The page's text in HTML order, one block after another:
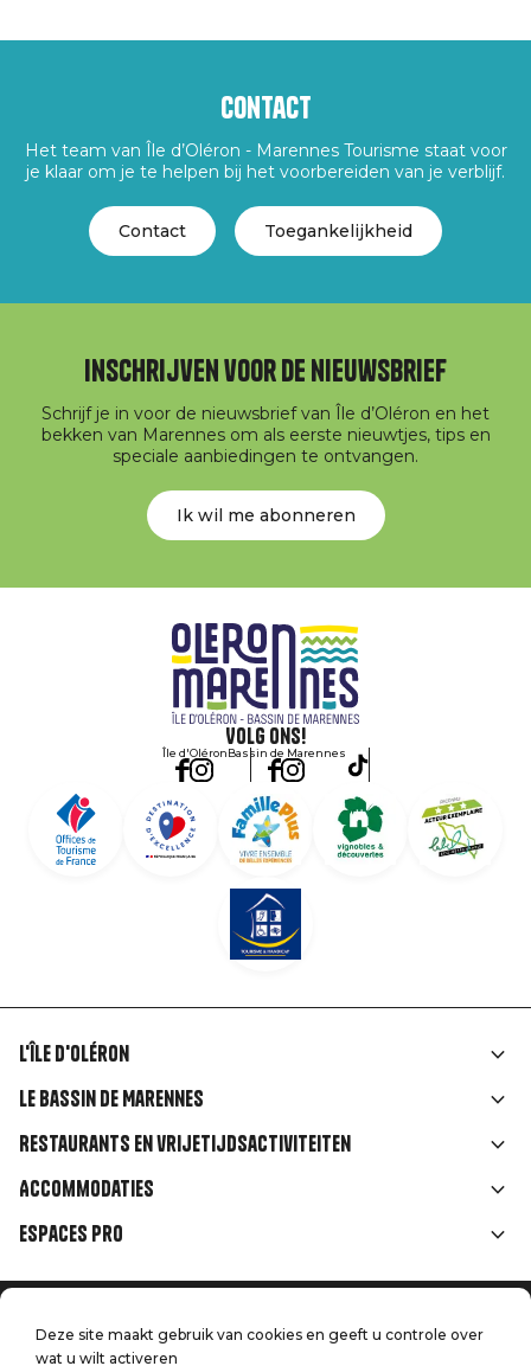
Contact
Het team van Île d’Oléron - Marennes Tourisme staat voor
je klaar om je te helpen bij het voorbereiden van je verblijf.
Contact Toegankelijkheid
Inschrijven voor de nieuwsbrief
Schrijf je in voor de nieuwsbrief van Île d’Oléron en het
bekken van Marennes om als eerste nieuwtjes, tips en
speciale aanbiedingen te ontvangen.
Ik wil me abonneren
Volg ons!
Île d'OléronBassin de Marennes
Liens
rubriques
L'île d'Oléron
Le Bassin de Marennes
Restaurants en vrijetijdsactiviteiten
Accommodaties
Espaces Pro
Menu
Home
Juridische informatie
Druk op
Deze site maakt gebruik van cookies en geeft u controle over
wat u wilt activeren